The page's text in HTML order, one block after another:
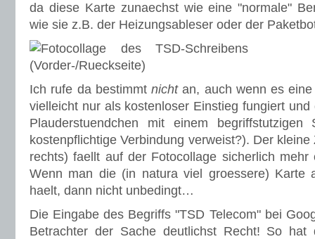
da diese Karte zunaechst wie eine "normale"
wie sie z.B. der Heizungsableser oder der
Ich rufe da bestimmt nichtan, auch wenn es eine
vielleicht nur als kostenloser Einstieg fungiert
Plauderstuendchen mit einem begriffstutzigen
kostenpflichtige Verbindung verweist?). Der
rechts) faellt auf der Fotocollage sicherlich
Wenn man die (in natura viel groessere) Karte
haelt, dann nicht unbedingt…
Die Eingabe des Begriffs "TSD Telecom" bei
Betrachter der Sache deutlichst Recht! So hat